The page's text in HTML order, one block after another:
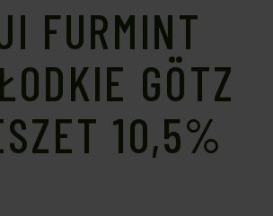
FURMINT
GÖTZ
10,5%